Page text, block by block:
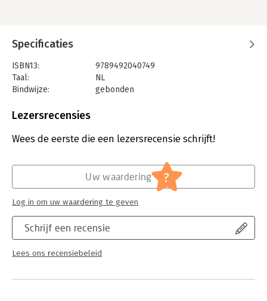
Specificaties
ISBN13:
9789492040749
Taal:
NL
Bindwijze:
gebonden
Uitgever:
Verschijningsdatum:
5-8-2024
Sport, hobby, lifestyle
Lezersrecensies
Wees de eerste die een lezersrecensie schrijft!
Schrijf een recensie
Lees ons recensiebeleid
Uw waardering ?
Log in om uw waardering te geven